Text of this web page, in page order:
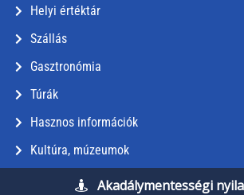
Helyi értéktár
Szállás
Gasztronómia
Túrák
Hasznos információk
Kultúra, múzeumok
Akadálymentességi